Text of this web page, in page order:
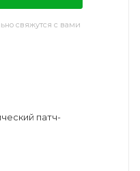
свяжутся с вами
патч-